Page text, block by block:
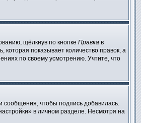
щёлкнув по кнопке Правка в
показывает количество правок, а
по своему усмотрению. Учтите, что
сообщения, чтобы подпись добавилась.
в личном разделе. Несмотря на